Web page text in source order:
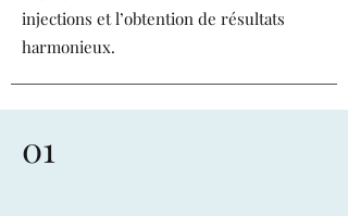
injections et l’obtention de résultats
harmonieux.
01